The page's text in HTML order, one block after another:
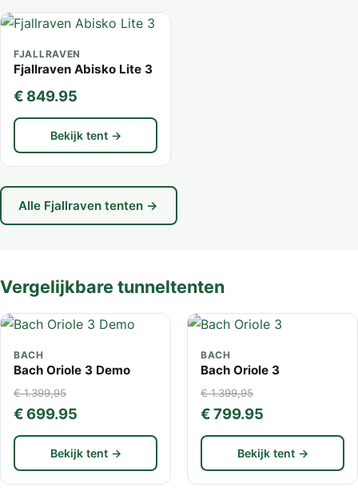
FJALLRAVEN
Fjallraven Abisko Lite 3
€ 849.95
Bekijk tent →
Alle Fjallraven tenten →
Vergelijkbare tunneltenten
BACH
Bach Oriole 3 Demo
€ 1.399,95
€ 699.95
Bekijk tent →
BACH
Bach Oriole 3
€ 1.399,95
€ 799.95
Bekijk tent →